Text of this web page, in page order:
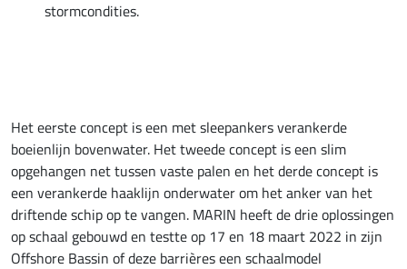
stormcondities.
Het eerste concept is een met sleepankers verankerde
boeienlijn bovenwater. Het tweede concept is een slim
opgehangen net tussen vaste palen en het derde concept is
een verankerde haaklijn onderwater om het anker van het
driftende schip op te vangen. MARIN heeft de drie oplossingen
op schaal gebouwd en testte op 17 en 18 maart 2022 in zijn
Offshore Bassin of deze barrières een schaalmodel